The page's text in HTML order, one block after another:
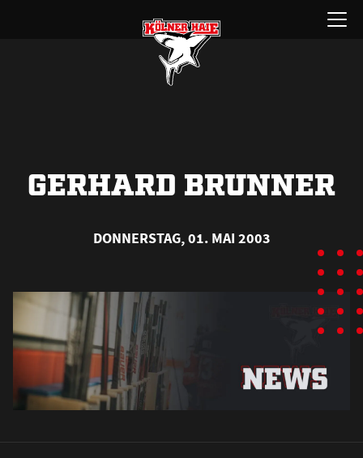
Menü
öffnen
GERHARD BRUNNER
DONNERSTAG, 01. MAI 2003